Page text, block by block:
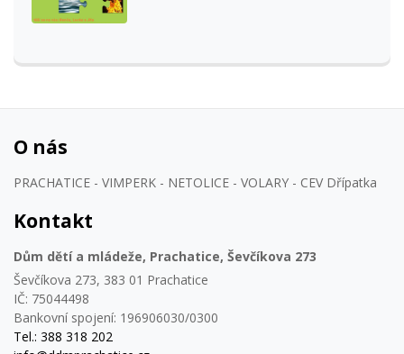
O nás
PRACHATICE - VIMPERK - NETOLICE - VOLARY - CEV Dřípatka
Kontakt
Dům dětí a mládeže, Prachatice, Ševčíkova 273
Ševčíkova 273, 383 01 Prachatice
IČ: 75044498
Bankovní spojení: 196906030/0300
Tel.: 388 318 202